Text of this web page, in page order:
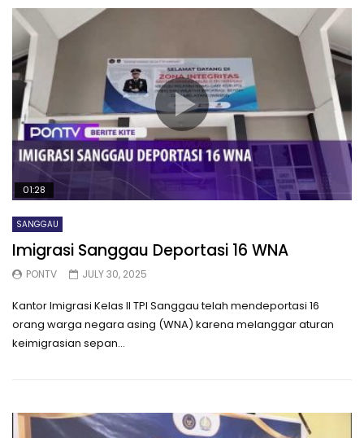
01:28
SANGGAU
Imigrasi Sanggau Deportasi 16 WNA
PONTV JULY 30, 2025
Kantor Imigrasi Kelas II TPI Sanggau telah mendeportasi 16
orang warga negara asing (WNA) karena melanggar aturan
keimigrasian sepan...